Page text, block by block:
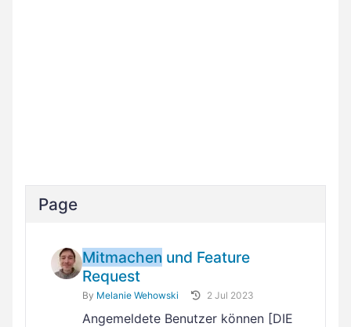
Page
Mitmachen und Feature
Request
By Melanie Wehowski 2 Jul 2023
Angemeldete Benutzer können [DIE